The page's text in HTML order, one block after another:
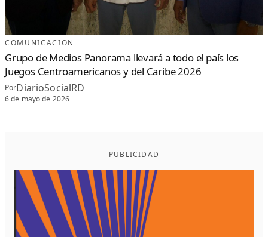
COMUNICACION
Grupo de Medios Panorama llevará a todo el país los
Juegos Centroamericanos y del Caribe 2026
PorDiarioSocialRD
6 de mayo de 2026
PUBLICIDAD